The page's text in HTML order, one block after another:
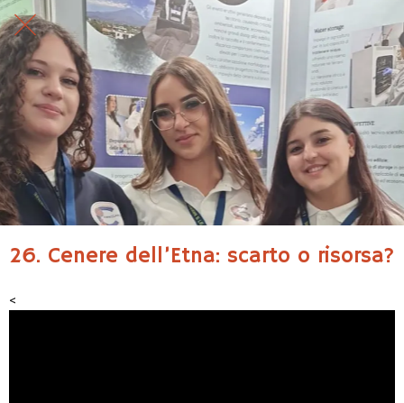
26. Cenere dell’Etna: scarto o risorsa?
<